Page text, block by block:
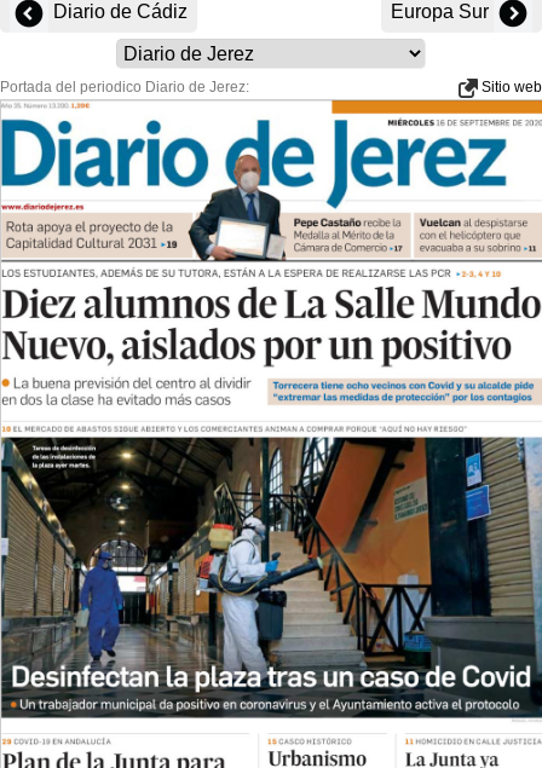
Diario de Cádiz Europa Sur
Portada del periodico Diario de Jerez: Sitio web